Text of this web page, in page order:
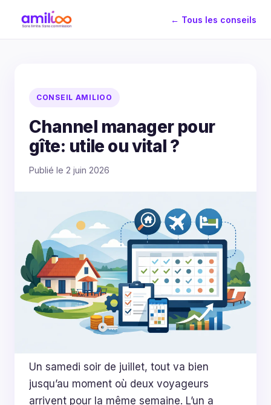
← Tous les conseils
CONSEIL AMILIOO
Channel manager pour
gîte: utile ou vital ?
Publié le 2 juin 2026
Un samedi soir de juillet, tout va bien
jusqu’au moment où deux voyageurs
arrivent pour la même semaine. L’un a